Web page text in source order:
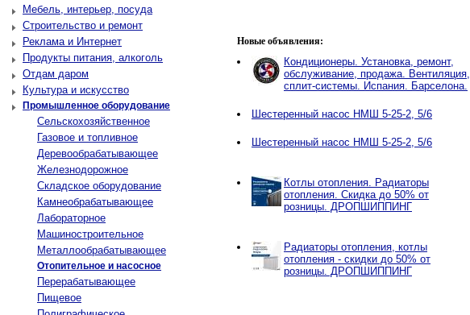
Мебель, интерьер, посуда
Строительство и ремонт
Реклама и Интернет
Продукты питания, алкоголь
Отдам даром
Культура и искусство
Промышленное оборудование
Сельскохозяйственное
Газовое и топливное
Деревообрабатывающее
Железнодорожное
Складское оборудование
Камнеобрабатывающее
Лабораторное
Машиностроительное
Металлообрабатывающее
Отопительное и насосное
Перерабатывающее
Пищевое
Новые объявления:
Кондиционеры. Установка, ремонт,
обслуживание, продажа. Вентиляция,
сплит-системы. Испания. Барселона.
Шестеренный насос НМШ 5-25-2, 5/6
Шестеренный насос НМШ 5-25-2, 5/6
Котлы отопления. Радиаторы
отопления. Скидка до 50% от
розницы. ДРОПШИППИНГ
Радиаторы отопления, котлы
отопления - скидки до 50% от
розницы. ДРОПШИППИНГ